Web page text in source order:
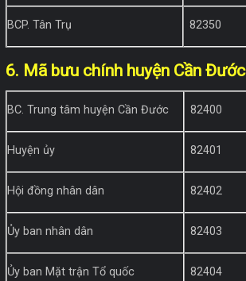
BCP. Tân Trụ 82350
6. Mã bưu chính huyện Cần Đước
BC. Trung tâm huyện Cần Đước 82400
Huyện ủy 82401
Hội đồng nhân dân 82402
Ủy ban nhân dân 82403
Ủy ban Mặt trận Tổ quốc 82404